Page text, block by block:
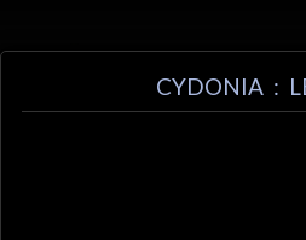
CYDONIA :